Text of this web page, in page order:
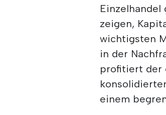
zeigen,
wichtigsten
in der
profitiert der
einem